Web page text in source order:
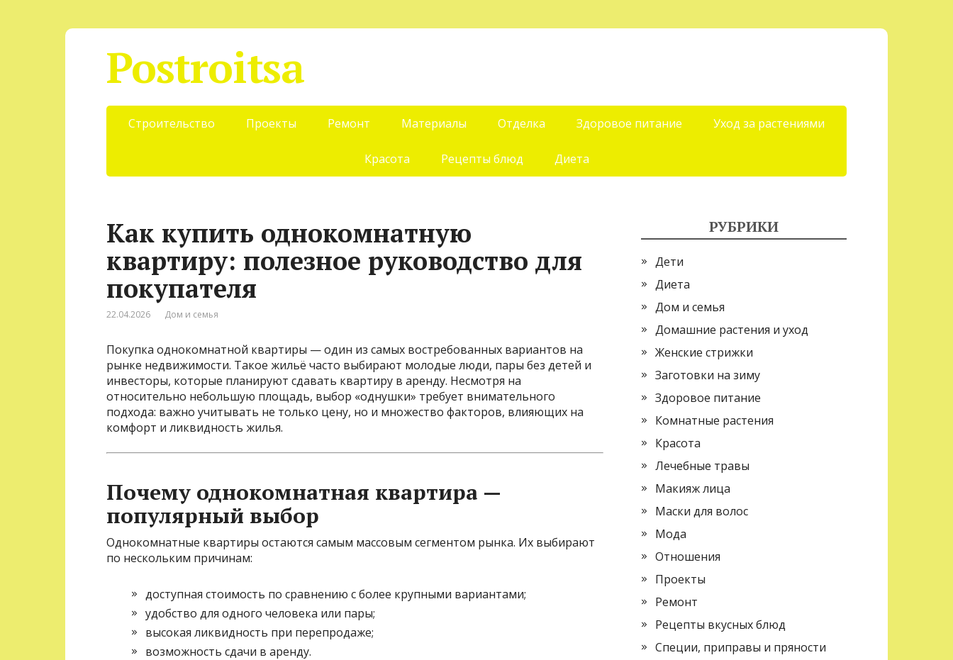
Postroitsa
Строительство Проекты Ремонт Материалы Отделка Здоровое питание Уход за растениями
Красота Рецепты блюд Диета
Как купить однокомнатную
квартиру: полезное руководство для
покупателя
22.04.2026 Дом и семья
Покупка однокомнатной квартиры — один из самых востребованных вариантов на
рынке недвижимости. Такое жильё часто выбирают молодые люди, пары без детей и
инвесторы, которые планируют сдавать квартиру в аренду. Несмотря на
относительно небольшую площадь, выбор «однушки» требует внимательного
подхода: важно учитывать не только цену, но и множество факторов, влияющих на
комфорт и ликвидность жилья.
Почему однокомнатная квартира —
популярный выбор
Однокомнатные квартиры остаются самым массовым сегментом рынка. Их выбирают
по нескольким причинам:
доступная стоимость по сравнению с более крупными вариантами;
удобство для одного человека или пары;
высокая ликвидность при перепродаже;
возможность сдачи в аренду.
РУБРИКИ
Дети
Диета
Дом и семья
Домашние растения и уход
Женские стрижки
Заготовки на зиму
Здоровое питание
Комнатные растения
Красота
Лечебные травы
Макияж лица
Маски для волос
Мода
Отношения
Проекты
Ремонт
Рецепты вкусных блюд
Специи, приправы и пряности